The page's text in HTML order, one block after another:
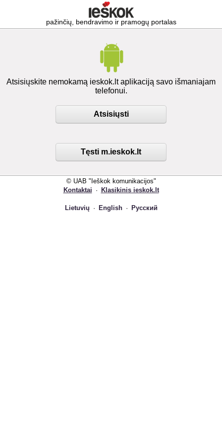
pažinčių, bendravimo ir pramogų portalas
Atsisiųskite nemokamą ieskok.lt aplikaciją savo išmaniajam
telefonui.
Atsisiųsti
Tęsti m.ieskok.lt
© UAB "Ieškok komunikacijos"
Kontaktai · Klasikinis ieskok.lt
Lietuvių · English · Русский